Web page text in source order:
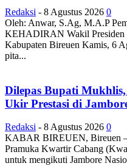
Redaksi - 8 Agustus 2026 0
Oleh: Anwar, S.Ag, M.A.P
KEHADIRAN Wakil Presiden
Kabupaten Bireuen Kamis, 6
pita...
Dilepas Bupati
Ukir Prestasi di
Redaksi - 8 Agustus 2026 0
KABAR BIREUEN, Bireuen –
Pramuka Kwartir Cabang
untuk mengikuti Jambore